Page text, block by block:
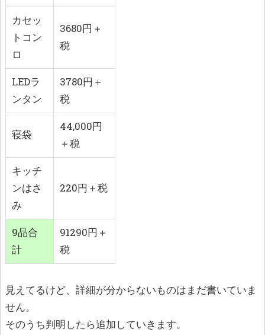
カセッ
トコン
ロ
3680円＋
税
LEDラ
ンタン
3780円＋
税
寝袋
44,000円
＋税
キッチ
ンはさ
み
220円＋税
9品合
計
91290円＋
税
見えてるけど、詳細が分からないものはまだ書いていま
せん。
そのうち判明したら追加していきます。